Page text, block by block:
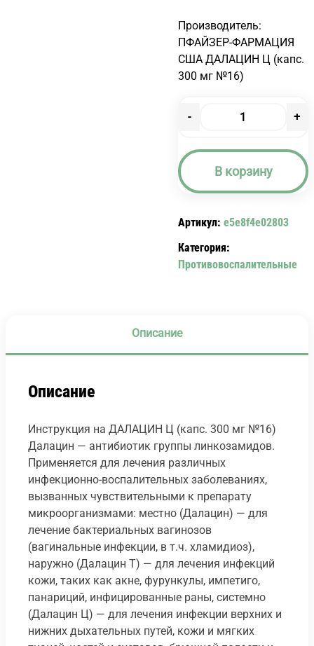
Производитель:
ПФАЙЗЕР-ФАРМАЦИЯ
США ДАЛАЦИН Ц (капс.
300 мг №16)
-
ДАЛАЦИН
Ц
(КАПС.
МГ
№16)
DALACIN
+
В корзину
Артикул: e5e8f4e02803
Категория:
Противовоспалительные
Описание
Описание
Инструкция на ДАЛАЦИН Ц (капс. 300 мг №16)
Далацин — антибиотик группы линкозамидов.
Применяется для лечения различных
инфекционно-воспалительных заболеваниях,
вызванных чувствительными к препарату
микроорганизмами: местно (Далацин) — для
лечение бактериальных вагинозов
(вагинальные инфекции, в т.ч. хламидиоз),
наружно (Далацин Т) — для лечения инфекций
кожи, таких как акне, фурункулы, импетиго,
панариций, инфицированные раны, системно
(Далацин Ц) — для лечения инфекции верхних и
нижних дыхательных путей, кожи и мягких